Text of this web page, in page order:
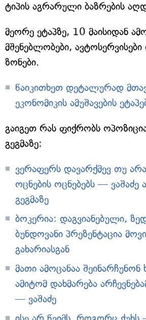
ტიპის აგრარული ბაზრების
მეორე ეტაპზე, 10 მაისიდან
მშენებლობები,
ზონები.
წაიკითხეთ დეტალურად
ეკონომიკის ამუშავების
გაიგეთ რას ფიქრობს
გეგმაზე:
ვერაფერს დავარქმევ თუ
ოცნების ოცნებებს — ვაშაძე
გეგმაზე
ბოკერია: დაგვიანებული,
ბუნდოვანი პრეზენტაცია
გახარიასგან
მათი ამოცანაა
ამიტომ დახმარება
— ვაშაძე